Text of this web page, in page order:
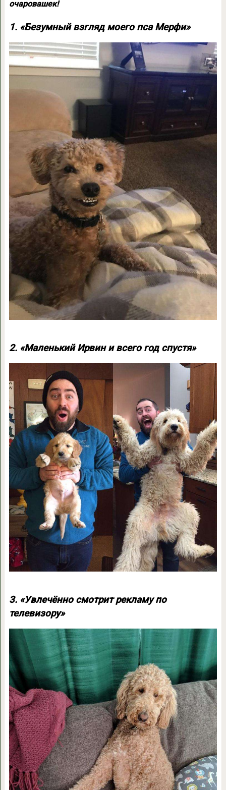
очаровашек!
1. «Безумный взгляд моего пса Мерфи»
2. «Маленький Ирвин и всего год спустя»
3. «Увлечённо смотрит рекламу по
телевизору»